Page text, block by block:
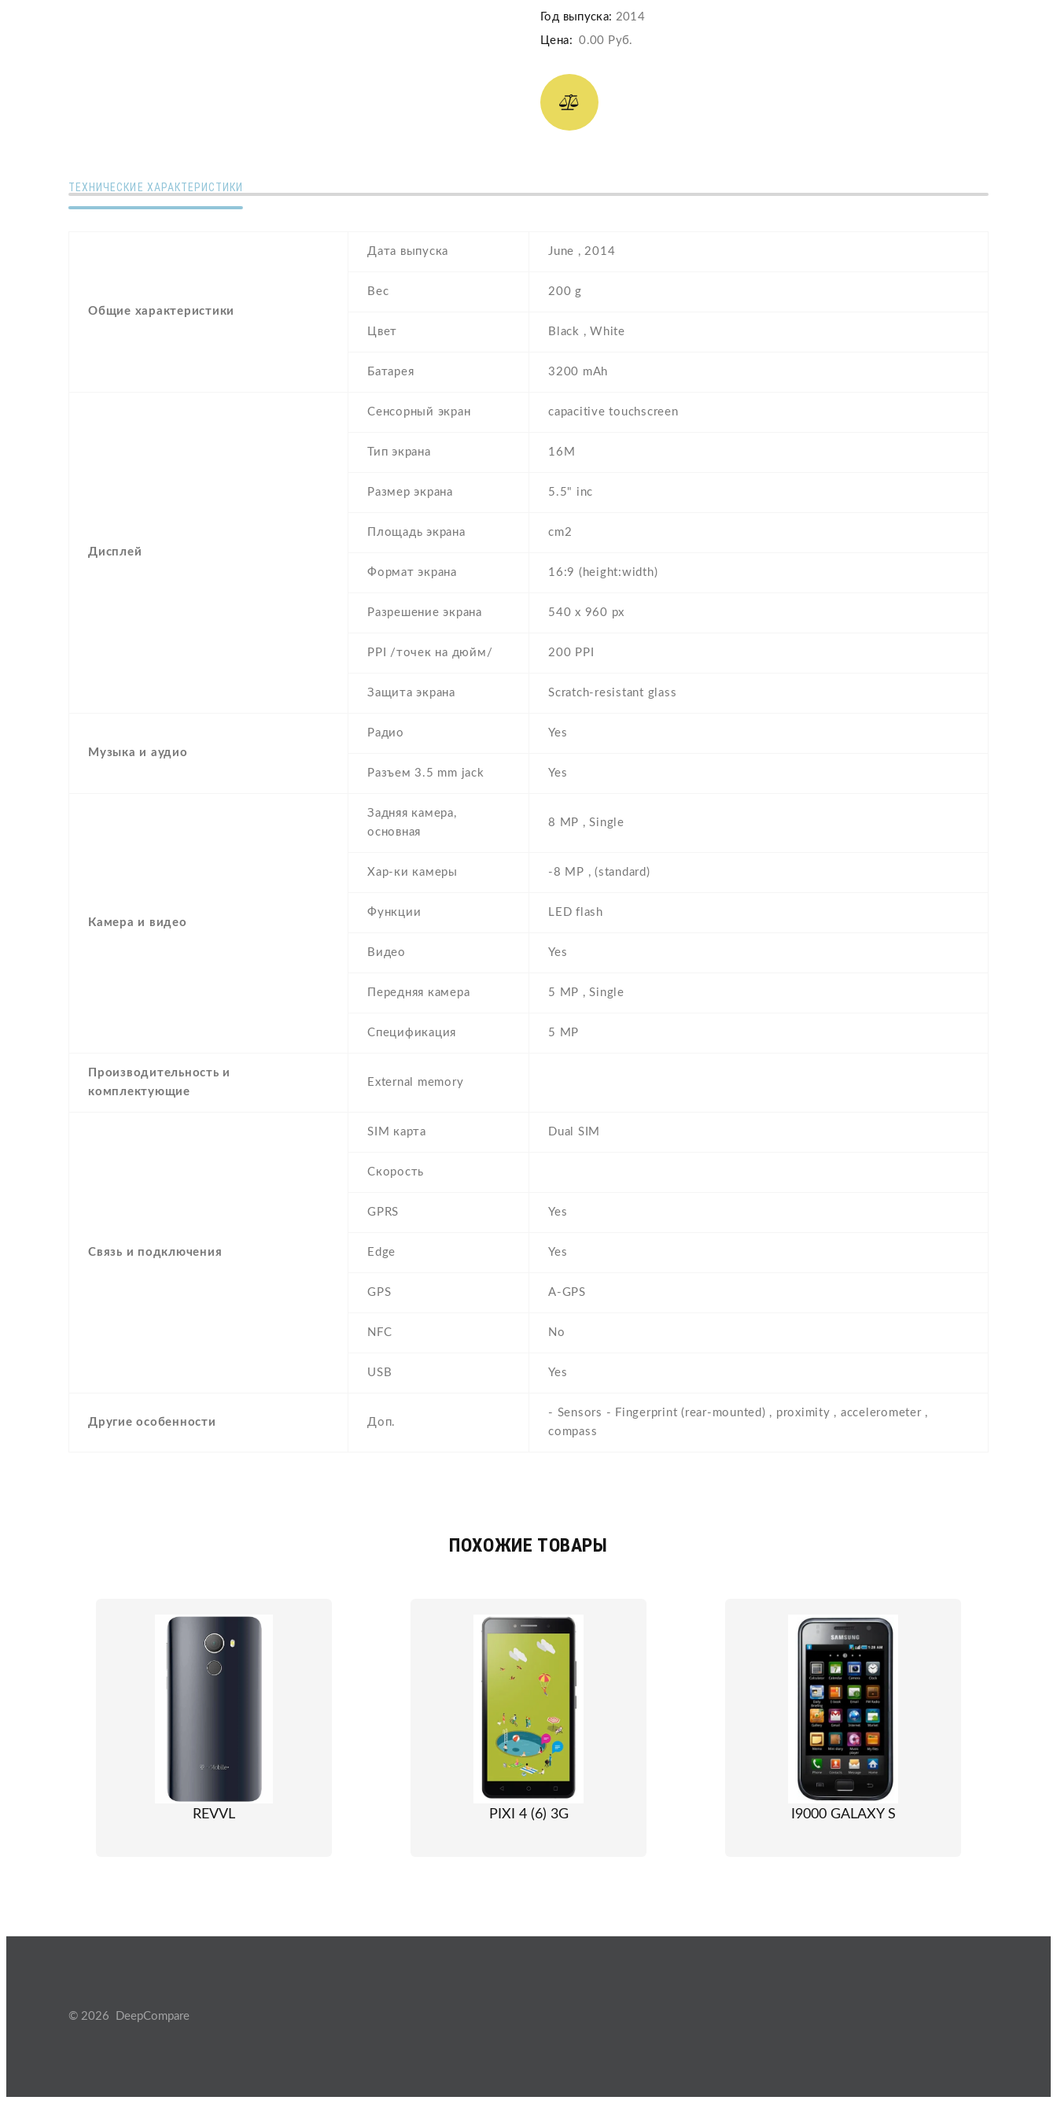
Год выпуска: 2014
Цена: 0.00 Руб.
ТЕХНИЧЕСКИЕ ХАРАКТЕРИСТИКИ
Общие характеристики
Дата выпуска June , 2014
Вес 200 g
Цвет Black , White
Батарея 3200 mAh
Дисплей
Сенсорный экран capacitive touchscreen
Тип экрана 16M
Размер экрана 5.5" inc
Площадь экрана cm2
Формат экрана 16:9 (height:width)
Разрешение экрана 540 x 960 px
PPI /точек на дюйм/ 200 PPI
Защита экрана Scratch-resistant glass
Музыка и аудио
Радио Yes
Разъем 3.5 mm jack Yes
Камера и видео
Задняя камера,
основная
8 MP , Single
Хар-ки камеры -8 MP , (standard)
Функции LED flash
Видео Yes
Передняя камера 5 MP , Single
Спецификация 5 MP
Производительность и
комплектующие
External memory
Связь и подключения
SIM карта Dual SIM
Скорость
GPRS Yes
Edge Yes
GPS A-GPS
NFC No
USB Yes
Другие особенности Доп.
- Sensors - Fingerprint (rear-mounted) , proximity , accelerometer ,
compass
ПОХОЖИЕ ТОВАРЫ
REVVL PIXI 4 (6) 3G I9000 GALAXY S
© 2026 DeepCompare